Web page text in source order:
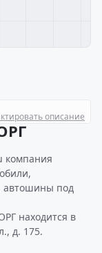
описание
компания
автошины под
находится в
д. 175.